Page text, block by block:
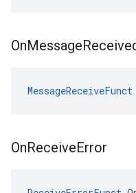
OnMessage
MessageReceiveFunct
OnReceiveError